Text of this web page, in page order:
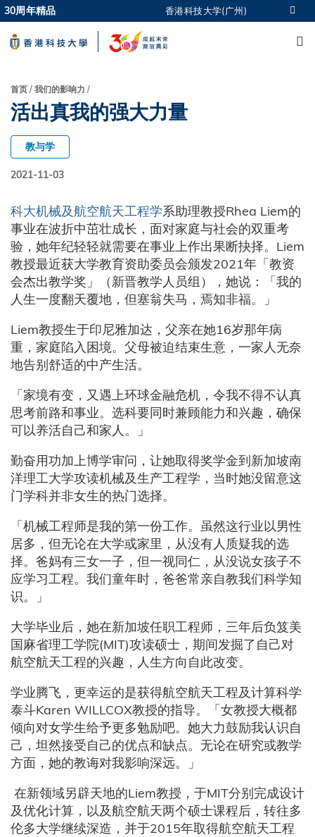
Skip
to
main
更多科大概览
科大新闻
生活@科大
教授简录
30周年精品 香港科技大学(广州)
面
包
屑
首页 我们的影响力
活出真我的强大力量
教与学
2021-11-03
科大机械及航空航天工程学系助理教授Rhea Liem的
事业在波折中茁壮成长，面对家庭与社会的双重考
验，她年纪轻轻就需要在事业上作出果断抉择。Liem
教授最近获大学教育资助委员会颁发2021年「教资
会杰出教学奖」（新晋教学人员组），她说：「我的
人生一度翻天覆地，但塞翁失马，焉知非福。」
Liem教授生于印尼雅加达，父亲在她16岁那年病
重，家庭陷入困境。父母被迫结束生意，一家人无奈
地告别舒适的中产生活。
「家境有变，又遇上环球金融危机，令我不得不认真
思考前路和事业。选科要同时兼顾能力和兴趣，确保
可以养活自己和家人。」
勤奋用功加上博学审问，让她取得奖学金到新加坡南
洋理工大学攻读机械及生产工程学，当时她没留意这
门学科并非女生的热门选择。
「机械工程师是我的第一份工作。虽然这行业以男性
居多，但无论在大学或家里，从没有人质疑我的选
择。爸妈有三女一子，但一视同仁，从没说女孩子不
应学习工程。我们童年时，爸爸常亲自教我们科学知
识。」
大学毕业后，她在新加坡任职工程师，三年后负笈美
国麻省理工学院(MIT)攻读硕士，期间发掘了自己对
航空航天工程的兴趣，人生方向自此改变。
学业腾飞，更幸运的是获得航空航天工程及计算科学
泰斗Karen WILLCOX教授的指导。「女教授大概都
倾向对女学生给予更多勉励吧。她大力鼓励我认识自
己，坦然接受自己的优点和缺点。无论在研究或教学
方面，她的教诲对我影响深远。」
在新领域另辟天地的Liem教授，于MIT分别完成设计
及优化计算，以及航空航天两个硕士课程后，转往多
伦多大学继续深造，并于2015年取得航空航天工程